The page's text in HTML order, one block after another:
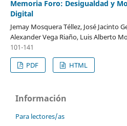
Memoria Foro: Desigualdad y
Digital
Jemay Mosquera Téllez, José Jacinto
Alexander Vega Riaño, Luis Alberto
101-141
PDF
HTML
Información
Para lectores/as